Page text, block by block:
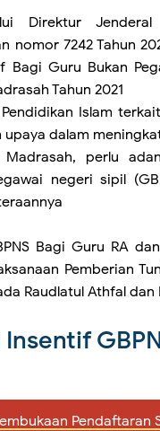
Direktur
nomor 7242 Tahun
Bagi Guru Bukan
Tahun 2021
Islam
upaya dalam
perlu
negeri sipil
Bagi Guru RA
Pemberian
Raudlatul Athfal dan
Pendaftaran